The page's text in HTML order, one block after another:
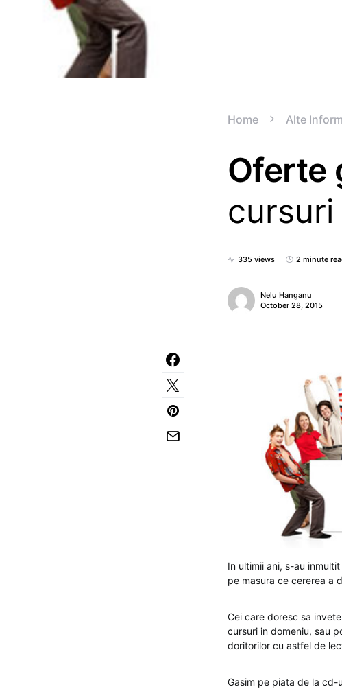
Home Alte
Oferte
335 views 2 minute
Nelu Hanganu
October 28, 2015
In ultimii ani, s-au
pe masura ce cererea a
Cei care doresc sa
cursuri in domeniu, sau
doritorilor cu astfel de
Gasim pe piata de la